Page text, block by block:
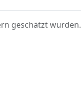
geschätzt wurden.